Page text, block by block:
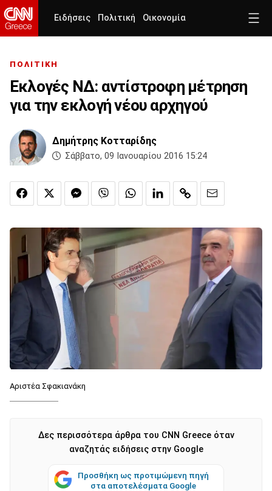
Ειδήσεις Πολιτική Οικονομία
ΠΟΛΙΤΙΚΗ
Εκλογές ΝΔ: αντίστροφη μέτρηση
για την εκλογή νέου αρχηγού
Δημήτρης Κοτταρίδης
Σάββατο, 09 Ιανουαρίου 2016 15:24
Αριστέα Σφακιανάκη
Δες περισσότερα άρθρα του CNN Greece όταν
αναζητάς ειδήσεις στην Google
Προσθήκη ως προτιμώμενη πηγή
στα αποτελέσματα Google